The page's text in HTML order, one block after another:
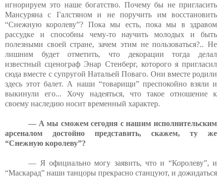
игнорируем это наше богатство. Почему бы не пригласить
Мансуряна с Галстяном и не поручить им восстановить
“Снежную королеву”? Пока мы есть, пока мы в здравом
рассудке и способны чему-то научить молодых и быть
полезными своей стране, зачем этим не пользоваться?.. Не
лишним будет отметить, что декорации тогда делал
известный сценограф Энар Стенберг, которого я пригласил
сюда вместе с супругой Натальей Поваго. Они вместе родили
здесь этот балет. А наши “товарищи” преспокойно взяли и
выкинули его... Хочу надеяться, что такое отношение к
своему наследию носит временный характер.
— А мы сможем сегодня с нашим исполнительским
арсеналом достойно представить, скажем, ту же
“Снежную королеву”?
— Я официально могу заявить, что и “Королеву”, и
“Маскарад” наши танцоры прекрасно станцуют, и дожидаться